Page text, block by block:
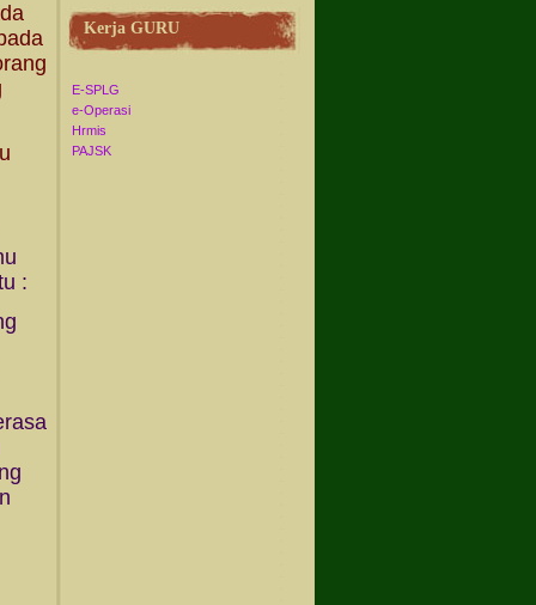
:
Kerja GURU
E-SPLG
e-Operasi
Hrmis
PAJSK